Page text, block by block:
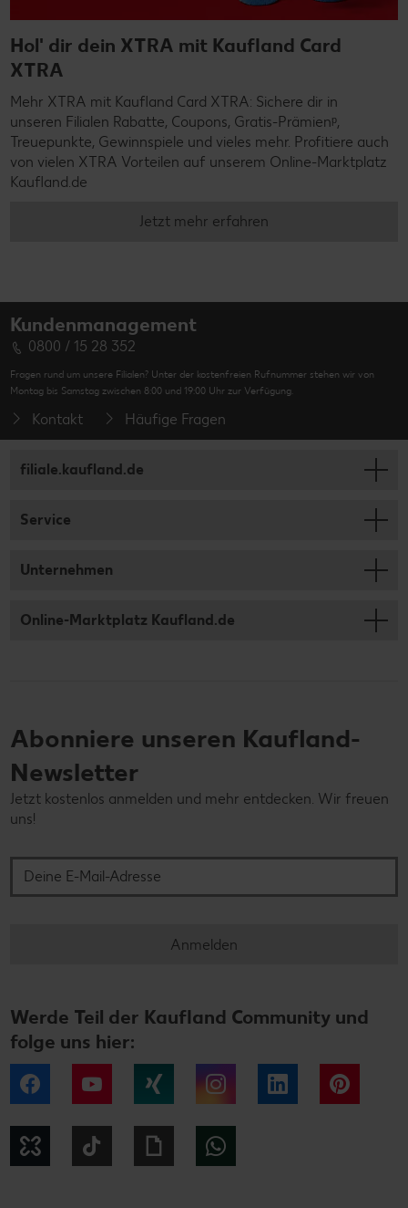
Hol' dir dein XTRA mit Kaufland Card
XTRA
Mehr XTRA mit Kaufland Card XTRA: Sichere dir in
unseren Filialen Rabatte, Coupons, Gratis-Prämienᵖ,
Treuepunkte, Gewinnspiele und vieles mehr. Profitiere auch
von vielen XTRA Vorteilen auf unserem Online-Marktplatz
Kaufland.de
Jetzt mehr erfahren
Kundenmanagement
0800 / 15 28 352
Fragen rund um unsere Filialen? Unter der kostenfreien Rufnummer stehen wir von
Montag bis Samstag zwischen 8:00 und 19:00 Uhr zur Verfügung.
Kontakt Häufige Fragen
filiale.kaufland.de
Service
Unternehmen
Online-Marktplatz Kaufland.de
Abonniere unseren Kaufland-
Newsletter
Jetzt kostenlos anmelden und mehr entdecken. Wir freuen
uns!
Anmelden
Werde Teil der Kaufland Community und
folge uns hier:
Facebook YouTube Instagram LinkedIn
Kununu Giphy